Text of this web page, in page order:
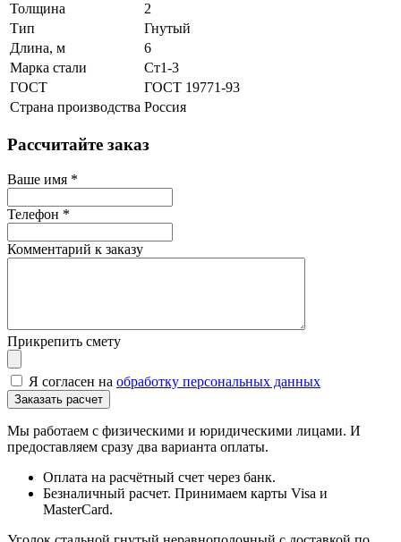
Толщина
2
Тип
Гнутый
Длина, м
6
Марка стали
Ст1-3
ГОСТ
ГОСТ 19771-93
Страна производства Россия
Рассчитайте заказ
Ваше имя *
Телефон *
Комментарий к заказу
Прикрепить смету
Я согласен на обработку персональных данных
Мы работаем с физическими и юридическими лицами. И
предоставляем сразу два варианта оплаты.
Оплата на расчётный счет через банк.
Безналичный расчет. Принимаем карты Visa и
MasterCard.